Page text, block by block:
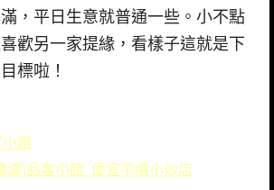
，平日生意就普通一些。小不點
歡另一家提緣，看樣子這就是下
標啦！
館
潭]品客小館_便宜平價小炒店